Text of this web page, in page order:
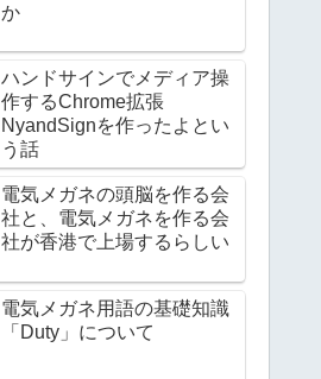
か
ハンドサインでメディア操
作するChrome拡張
NyandSignを作ったよとい
う話
電気メガネの頭脳を作る会
社と、電気メガネを作る会
社が香港で上場するらしい
電気メガネ用語の基礎知識
「Duty」について